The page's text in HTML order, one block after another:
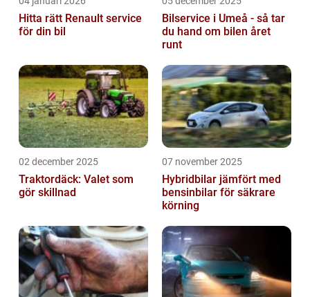
Hitta rätt Renault service
för din bil
Bilservice i Umeå - så tar
du hand om bilen året
runt
02 december 2025
Traktordäck: Valet som
gör skillnad
07 november 2025
Hybridbilar jämfört med
bensinbilar för säkrare
körning